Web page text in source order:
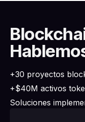
+30 proyectos
+$40M activos
Soluciones